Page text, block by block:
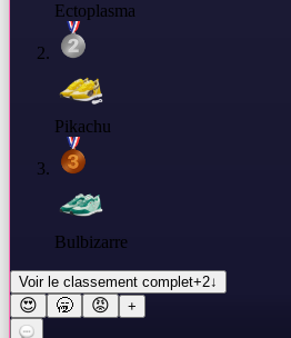
Ectoplasma
Pikachu
Bulbizarre
Voir le classement complet+2↓
😍 🥱 😡 +